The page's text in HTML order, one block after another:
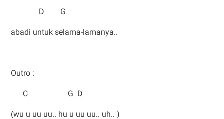
D G
abadi untuk selama-lamanya..
Outro :
C G D
(wu u uu uu.. hu u uu uu.. uh.. )